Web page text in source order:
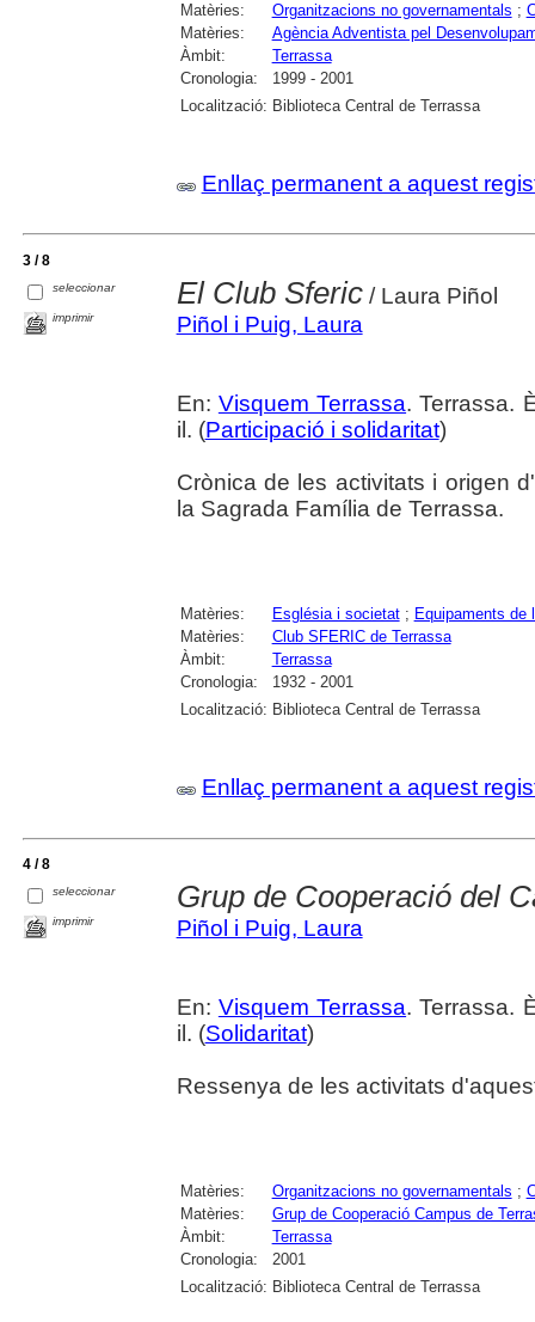
Matèries: Organitzacions no governamentals ;
Matèries:
Agència Adventista pel
Àmbit:
Terrassa
Cronologia:
1999 - 2001
Localització: Biblioteca Central de Terrassa
Enllaç permanent a aquest
3 / 8
seleccionar
imprimir
El Club Sferic/ Laura Piñol
Piñol i Puig, Laura
En: Visquem Terrassa. Terrassa.
il. (Participació i solidaritat)
Crònica de les activitats i origen
la Sagrada Família de Terrassa.
Matèries: Església i societat; Equipaments de
Matèries:
Club SFERIC de Terrassa
Àmbit:
Terrassa
Cronologia:
1932 - 2001
Localització: Biblioteca Central de Terrassa
Enllaç permanent a aquest
4 / 8
seleccionar
imprimir
Grup de Cooperació del
Piñol i Puig, Laura
En: Visquem Terrassa. Terrassa.
il. (Solidaritat)
Ressenya de les activitats
Matèries: Organitzacions no governamentals ;
Matèries:
Grup de Cooperació Campus de
Àmbit:
Terrassa
Cronologia:
2001
Localització: Biblioteca Central de Terrassa